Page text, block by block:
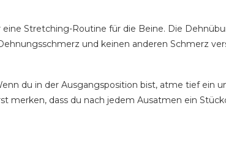
Stretching-Routine für die Beine. Die
und keinen anderen Schmerz
du in der Ausgangsposition bist, atme tief ein
merken, dass du nach jedem Ausatmen ein